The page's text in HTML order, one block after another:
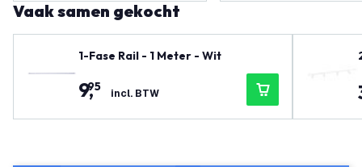
Vaak samen gekocht
1-Fase Rail - 1 Meter - Wit
9,
95 incl. BTW